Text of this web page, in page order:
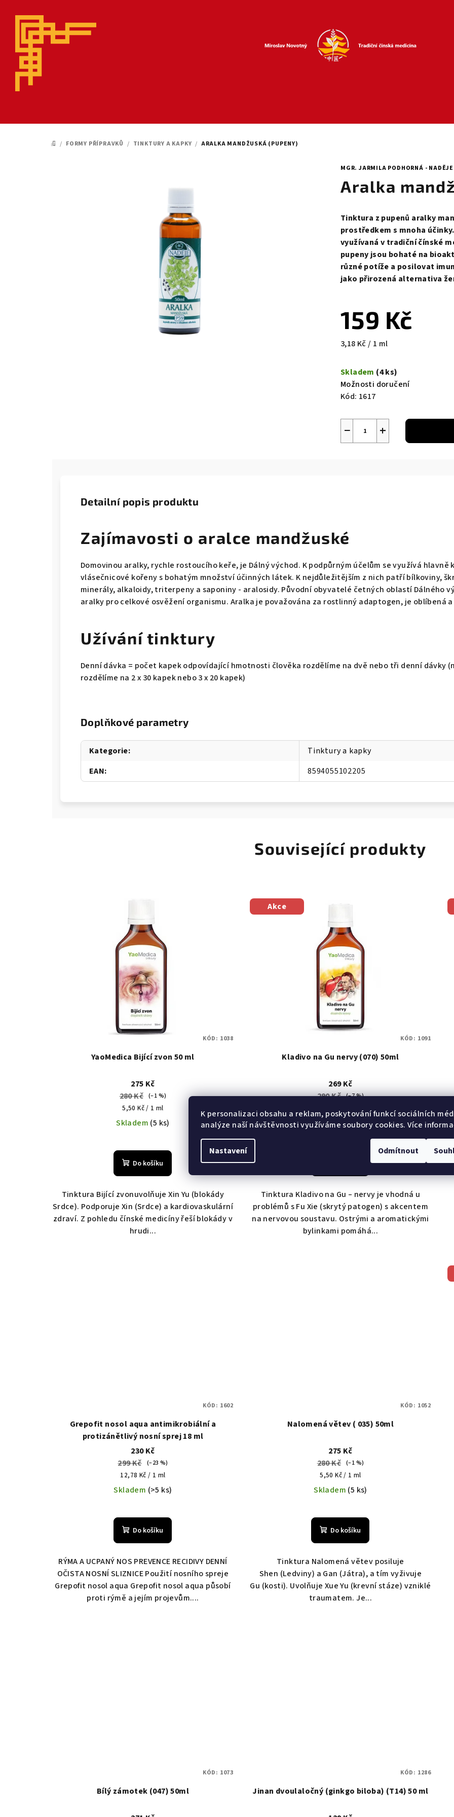
K personalizaci obsahu a reklam, poskytování funkcí sociálních
analýze naší návštěvnosti využíváme soubory cookies. Více
Nastavení Odmítnout
DOMŮ
/ FORMY PŘÍPRAVKŮ / TINKTURY A KAPKY / ARALKA MANDŽUSKÁ (PUPENY)
MGR. JARMILA PODHORNÁ - NADĚJE
Aralka
Tinktura z pupenů aralky
prostředkem s mnoha
využívaná v tradiční čínské
pupeny jsou bohaté na
různé potíže a posilovat
jako přirozená alternativa
159 Kč
Měrná
3,18 Kč / 1 ml
Skladem (4 ks)
Možnosti doručení
Kód: 1617
+
−
Detailní popis produktu
Zajímavosti o aralce mandžuské
Domovinou aralky, rychle rostoucího keře, je Dálný východ. K podpůrným účelům se využívá
vlásečnicové kořeny s bohatým množství účinných látek. K nejdůležitějším z nich patří bílkoviny,
minerály, alkaloidy, triterpeny a saponiny - aralosidy. Původní obyvatelé četných oblastí Dálného
aralky pro celkové osvěžení organismu. Aralka je považována za rostlinný adaptogen, je oblíbená
Užívání tinktury
Denní dávka = počet kapek odpovídající hmotnosti člověka rozdělíme na dvě nebo tři denní dávky
rozdělíme na 2 x 30 kapek nebo 3 x 20 kapek)
Doplňkové parametry
Kategorie:
Tinktury a kapky
EAN: 8594055102205
Související produkty
YaoMedica Bijící zvon 50 ml
275 Kč
280 Kč (–1 %)
Měrná
cena:
5,50 Kč / 1 ml
Skladem (5 ks)
Do košíku
Tinktura Bijící zvonuvolňuje Xin Yu (blokády
Srdce). Podporuje Xin (Srdce) a kardiovaskulární
zdraví. Z pohledu čínské medicíny řeší blokády v
hrudi...
KÓD: 1038
Akce
Kladivo na Gu nervy (070) 50ml
269 Kč
290 Kč (–7 %)
cena:
Skladem(4 ks)
Tinktura Kladivo na Gu – nervy je vhodná u
problémů s Fu Xie (skrytý patogen) s akcentem
na nervovou soustavu. Ostrými a aromatickými
bylinkami pomáhá...
KÓD: 1091
Grepofit nosol aqua antimikrobiální a
protizánětlivý nosní sprej 18 ml
230 Kč
299 Kč
(–23 %)
Měrná
cena:
12,78 Kč / 1 ml
Skladem (>5 ks)
Do košíku
RÝMA A UCPANÝ NOS PREVENCE RECIDIVY DENNÍ
OČISTA NOSNÍ SLIZNICE Použití nosního spreje
Grepofit nosol aqua Grepofit nosol aqua působí
proti rýmě a jejím projevům....
KÓD: 1602
Nalomená větev ( 035) 50ml
275 Kč
280 Kč (–1 %)
Měrná
cena:
5,50 Kč / 1 ml
Skladem (5 ks)
Do košíku
Tinktura Nalomená větev posiluje
Shen (Ledviny) a Gan (Játra), a tím vyživuje
Gu (kosti). Uvolňuje Xue Yu (krevní stáze) vzniklé
traumatem. Je...
KÓD: 1052
Bílý zámotek (047) 50ml
KÓD: 1073
Jinan dvoulaločný (ginkgo biloba) (T14) 50 ml
KÓD: 1286